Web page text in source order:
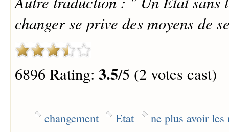
changer se prive des moyens de
6896 Rating: 3.5/5 (2 votes cast)
changement Etat ne plus avoir les